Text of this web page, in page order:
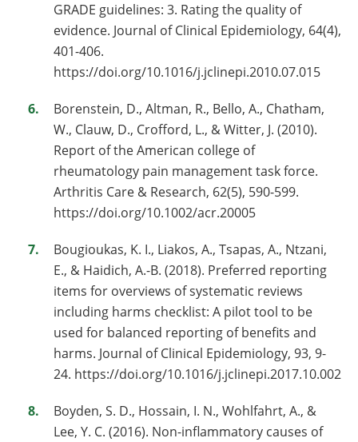
GRADE guidelines: 3. Rating the quality of
evidence. Journal of Clinical Epidemiology, 64(4),
401-406.
https://doi.org/10.1016/j.jclinepi.2010.07.015
Borenstein, D., Altman, R., Bello, A., Chatham,
W., Clauw, D., Crofford, L., & Witter, J. (2010).
Report of the American college of
rheumatology pain management task force.
Arthritis Care & Research, 62(5), 590-599.
https://doi.org/10.1002/acr.20005
Bougioukas, K. I., Liakos, A., Tsapas, A., Ntzani,
E., & Haidich, A.-B. (2018). Preferred reporting
items for overviews of systematic reviews
including harms checklist: A pilot tool to be
used for balanced reporting of benefits and
harms. Journal of Clinical Epidemiology, 93, 9-
24. https://doi.org/10.1016/j.jclinepi.2017.10.002
Boyden, S. D., Hossain, I. N., Wohlfahrt, A., &
Lee, Y. C. (2016). Non-inflammatory causes of